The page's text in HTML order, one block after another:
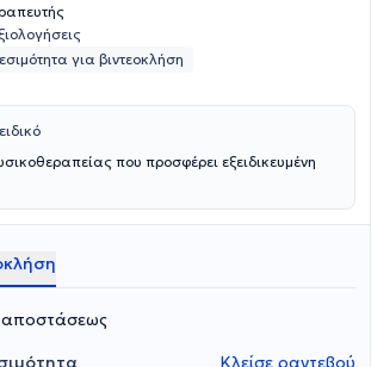
για βιντεοκλήση
που προσφέρει εξειδικευμένη
αποστάσεως
Κλείσε ραντεβού